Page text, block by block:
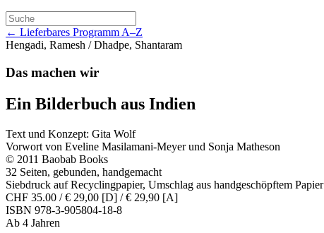
← Lieferbares Programm A–Z
Hengadi, Ramesh / Dhadpe, Shantaram
Das machen wir
Ein Bilderbuch aus Indien
Text und Konzept: Gita Wolf
Vorwort von Eveline Masilamani-Meyer und Sonja Matheson
© 2011 Baobab Books
32 Seiten, gebunden, handgemacht
Siebdruck auf Recyclingpapier, Umschlag aus handgeschöpftem Papier
CHF 35.00 / € 29,00 [D] / € 29,90 [A]
ISBN 978-3-905804-18-8
Ab 4 Jahren